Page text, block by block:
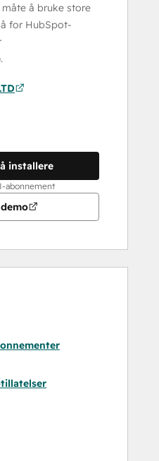
å bruke store
for HubSpot-
installere
abonnement